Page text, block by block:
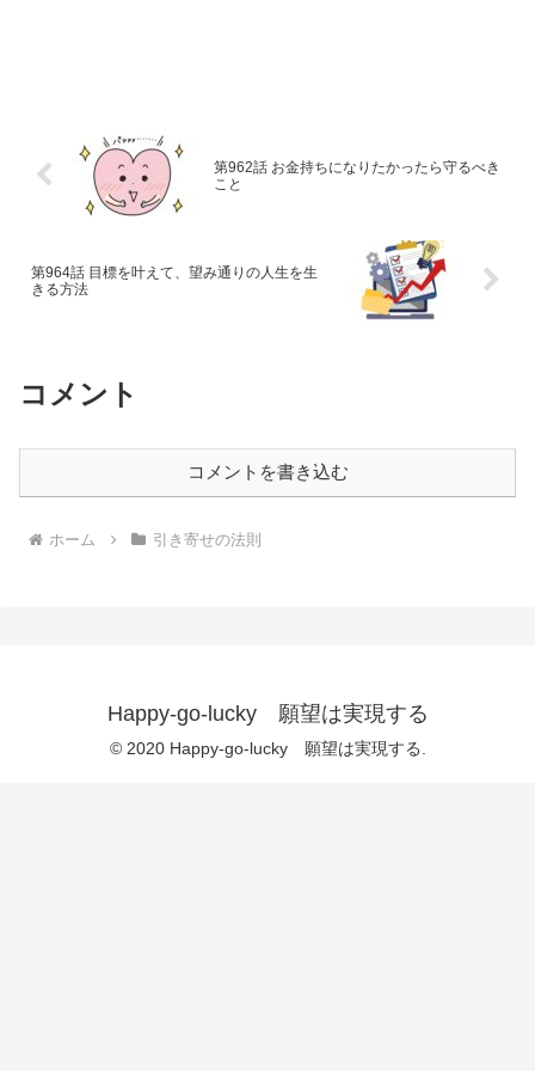
第962話 お金持ちになりたかったら守るべき
こと
第964話 目標を叶えて、望み通りの人生を生
きる方法
コメント
コメントを書き込む
ホーム 引き寄せの法則
Happy-go-lucky 願望は実現する
© 2020 Happy-go-lucky 願望は実現する.